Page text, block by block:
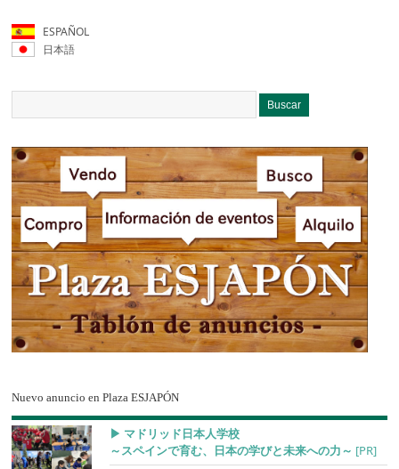
ESPAÑOL
日本語
Nuevo anuncio en Plaza ESJAPÓN
▶︎ マドリッド日本人学校
～スペインで育む、日本の学びと未来への力～ [PR]